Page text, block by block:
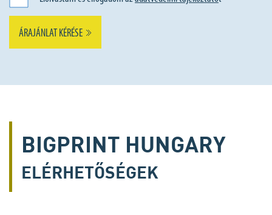
ÁRAJÁNLAT KÉRÉSE
BIGPRINT HUNGARY
ELÉRHETŐSÉGEK